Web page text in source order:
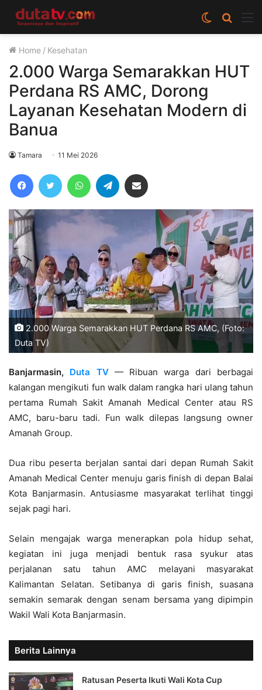
Cari
berita
Switch
skin
Home / Kesehatan
2.000 Warga Semarakkan HUT
Perdana RS AMC, Dorong
Layanan Kesehatan Modern di
Banua
Tamara 11 Mei 2026
FacebookTwitter WhatsAppTelegram
2.000 Warga Semarakkan HUT Perdana RS AMC, (Foto:
Duta TV)
Banjarmasin, Duta TV— Ribuan warga dari berbagai
kalangan mengikuti fun walk dalam rangka hari ulang tahun
pertama Rumah Sakit Amanah Medical Center atau RS
AMC, baru-baru tadi. Fun walk dilepas langsung owner
Amanah Group.
Dua ribu peserta berjalan santai dari depan Rumah Sakit
Amanah Medical Center menuju garis finish di depan Balai
Kota Banjarmasin. Antusiasme masyarakat terlihat tinggi
sejak pagi hari.
Selain mengajak warga menerapkan pola hidup sehat,
kegiatan ini juga menjadi bentuk rasa syukur atas
perjalanan satu tahun AMC melayani masyarakat
Kalimantan Selatan. Setibanya di garis finish, suasana
semakin semarak dengan senam bersama yang dipimpin
Wakil Wali Kota Banjarmasin.
Berita Lainnya
Ratusan Peserta Ikuti Wali Kota Cup